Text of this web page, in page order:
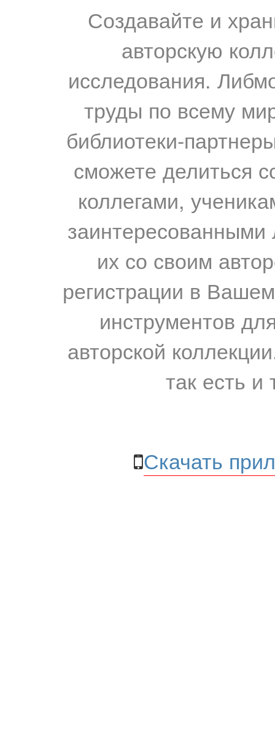
Создавайте и
авторскую
исследования.
труды по всему
библиотеки-
сможете делиться
коллегами,
их со своим
регистрации в
инструментов
авторской
так есть и
Скачать